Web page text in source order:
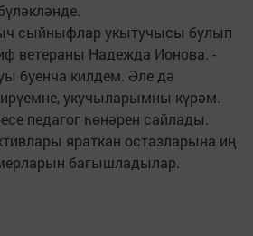
сыйныфлар укытучысы булып
ветераны Надежда Ионова. -
буенча килдем. Әле дә
укучыларымны күрәм.
педагог һөнәрен сайлады.
яраткан остазларына иң
багышладылар.